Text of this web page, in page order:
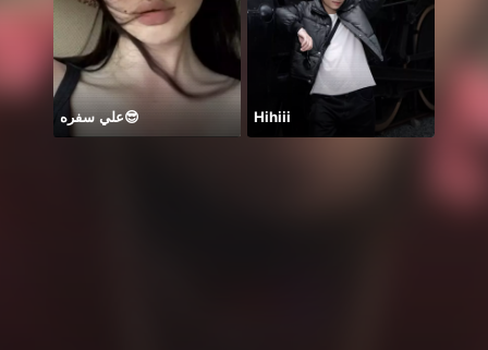
علي سفره😎 Hihiii